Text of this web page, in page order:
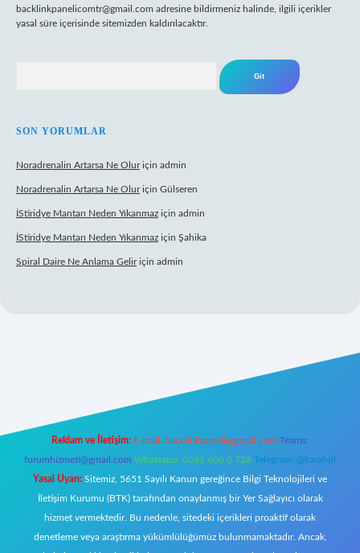
backlinkpanelicomtr@gmail.com adresine bildirmeniz halinde, ilgili içerikler
yasal süre içerisinde sitemizden kaldırılacaktır.
SON YORUMLAR
Noradrenalin Artarsa Ne Oluriçin admin
Noradrenalin Artarsa Ne Oluriçin Gülseren
İStiridye Mantarı Neden Yıkanmaz için admin
İStiridye Mantarı Neden Yıkanmaz için Şahika
Spiral Daire Ne Anlama Geliriçin admin
Reklam ve İletişim: E-mail: backlinkpaneli@gmail.com Teams:
forumhizmeti@gmail.com Whatsapp: 0262 606 0 726 Telegram: @karabul
Yasal Uyarı: Sitemiz, 5651 Sayılı Kanun gereğince Bilgi Teknolojileri ve
İletişim Kurumu (BTK) tarafından onaylanmış bir Yer Sağlayıcı olarak
hizmet vermektedir. Bu nedenle, sitedeki içerikleri proaktif olarak
denetleme veya araştırma yükümlülüğümüz bulunmamaktadır. Ancak,